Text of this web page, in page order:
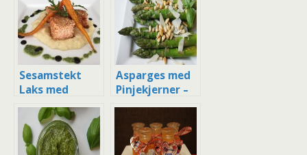
Sesamstekt
Laks med
Sellerirotmos,
Ruccolapesto
og
Minigulrøtter
Asparges med
Pinjekjerner –
Enkelt tilbehør